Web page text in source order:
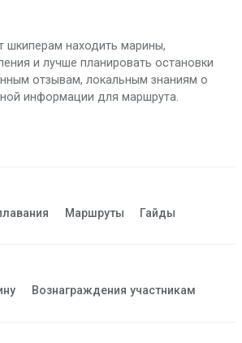
шкиперам находить марины,
и лучше планировать остановки
отзывам, локальным знаниям о
информации для маршрута.
Маршруты Гайды
Вознаграждения участникам